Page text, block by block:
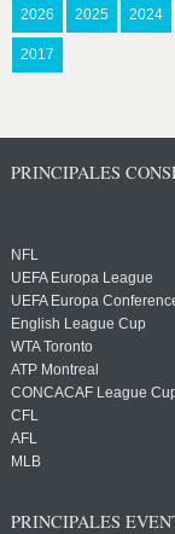
2026 2025 2024
2017
PRINCIPALES
NFL
UEFA Europa League
UEFA Europa
English League Cup
WTA Toronto
ATP Montreal
CONCACAF League
CFL
AFL
MLB
PRINCIPALES